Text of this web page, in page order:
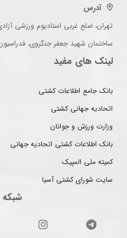
آدرس
تهران، ضلع غربی استادیوم ورزشی
ساختمان شهید جعفر جنگروی،
لینک های مفید
بانک جامع اطلاعات کشتی
اتحادیه جهانی کشتی
وزارت ورزش و جوانان
بانک اطلاعات کشتی اتحادیه جهانی
کمیته ملی المپیک
سایت شورای کشتی آسیا
شبکه